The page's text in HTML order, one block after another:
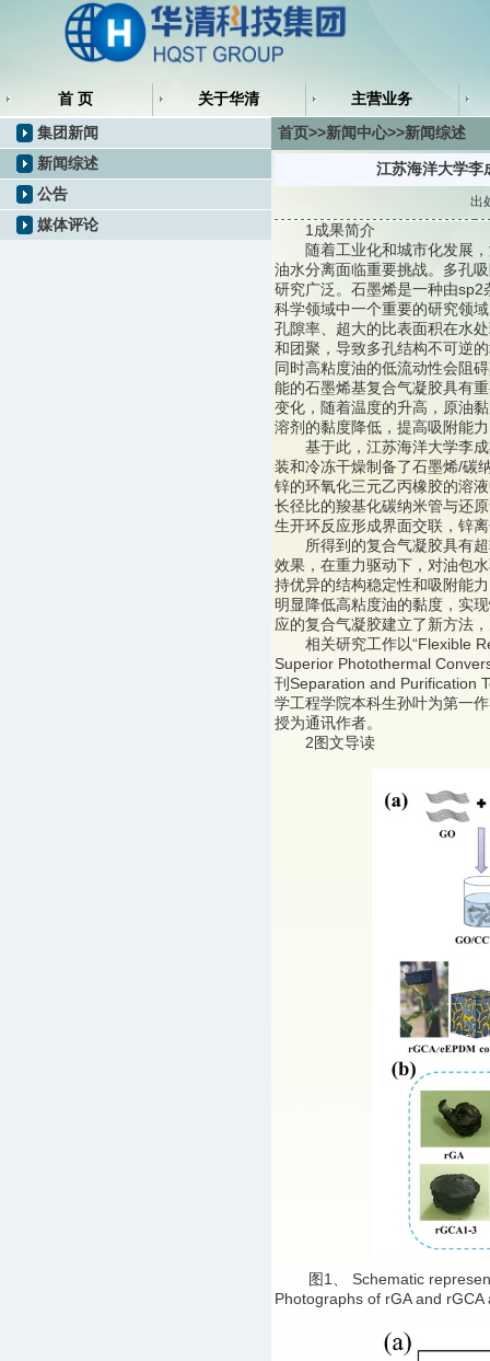
首 页 关于华清 主营业务
集团新闻
新闻综述
公告
媒体评论
首页>>新闻中心>>新闻综述
江苏海洋大学李
出
1成果简介
随着工业化和城市化发展，
油水分离面临重要挑战。多孔
研究广泛。石墨烯是一种由
科学领域中一个重要的研究领
孔隙率、超大的比表面积在水
和团聚，导致多孔结构不可逆
同时高粘度油的低流动性会阻
能的石墨烯基复合气凝胶具有
变化，随着温度的升高，原油
溶剂的黏度降低，提高吸附能
基于此，江苏海洋大学李成
装和冷冻干燥制备了石墨烯/碳
锌的环氧化三元乙丙橡胶的溶
长径比的羧基化碳纳米管与还
生开环反应形成界面交联，锌
所得到的复合气凝胶具有超
效果，在重力驱动下，对油包
持优异的结构稳定性和吸附能
明显降低高粘度油的黏度，实
应的复合气凝胶建立了新方法
相关研究工作以“Flexible
Superior Photothermal
刊Separation and Purification
学工程学院本科生孙叶为第一
授为通讯作者。
2图文导读
图1、 Schematic
Photographs of rGA and